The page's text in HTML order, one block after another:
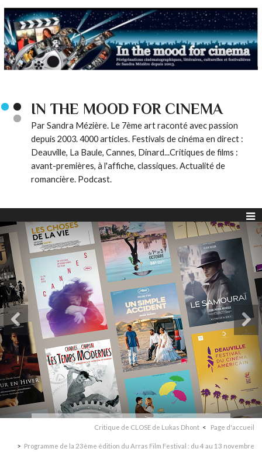
IN THE MOOD FOR CINEMA
Par Sandra Mézière. Le 7ème art raconté avec passion
depuis 2003. 4000 articles. Festivals de cinéma en direct :
Deauville, La Baule, Cannes, Dinard...Critiques de films :
avant-premières, à l'affiche, classiques. Actualité de
romancière. Podcast.
Critique de CLOSE de Lukas Dhont Page d'accueil
Programme de la 23ème édition du Arras Film Festival : du 4 au 13 novembre